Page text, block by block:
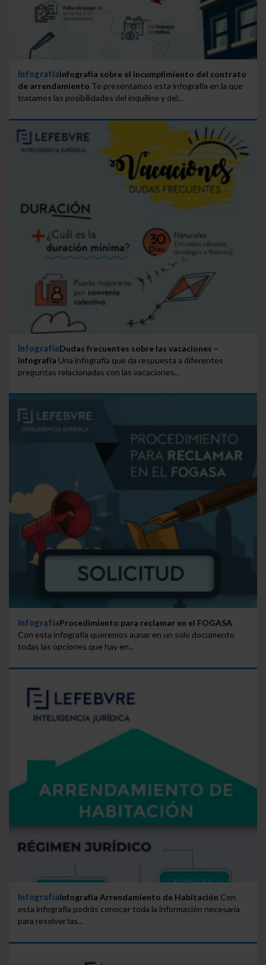
InfografíaInfografía sobre el incumplimiento del contrato
de arrendamiento Te presentamos esta infografía en la que
tratamos las posibilidades del inquilino y del...
InfografíaDudas frecuentes sobre las vacaciones –
Infografía Una infografía que da respuesta a diferentes
preguntas relacionadas con las vacaciones...
InfografíaProcedimiento para reclamar en el FOGASA
Con esta infografía queremos aunar en un solo documento
todas las opciones que hay en...
InfografíaInfografía Arrendamiento de Habitación Con
esta infografía podrás conocer toda la información necesaria
para resolver las...